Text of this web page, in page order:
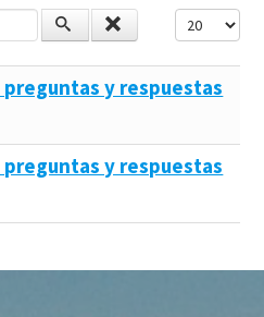
Cantidad a
y respuestas
y respuestas